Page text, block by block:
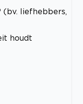
(bv. liefhebbers,
houdt